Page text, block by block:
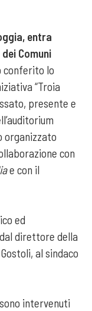
entra
Comuni
conferito lo
“Troia
presente e
organizzato
con
e con il
ed
direttore della
al sindaco
intervenuti